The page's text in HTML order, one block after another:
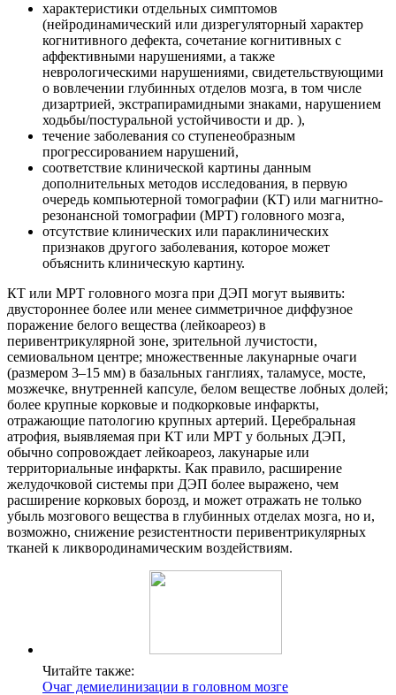
характеристики отдельных симптомов
(нейродинамический или дизрегуляторный характер
когнитивного дефекта, сочетание когнитивных с
аффективными нарушениями, а также
неврологическими нарушениями, свидетельствующими
о вовлечении глубинных отделов мозга, в том числе
дизартрией, экстрапирамидными знаками, нарушением
ходьбы/постуральной устойчивости и др. ),
течение заболевания со ступенеобразным
прогрессированием нарушений,
соответствие клинической картины данным
дополнительных методов исследования, в первую
очередь компьютерной томографии (КТ) или магнитно-
резонансной томографии (МРТ) головного мозга,
отсутствие клинических или параклинических
признаков другого заболевания, которое может
объяснить клиническую картину.
КТ или МРТ головного мозга при ДЭП могут выявить:
двустороннее более или менее симметричное диффузное
поражение белого вещества (лейкоареоз) в
перивентрикулярной зоне, зрительной лучистости,
семиовальном центре; множественные лакунарные очаги
(размером 3–15 мм) в базальных ганглиях, таламусе, мосте,
мозжечке, внутренней капсуле, белом веществе лобных долей;
более крупные корковые и подкорковые инфаркты,
отражающие патологию крупных артерий. Церебральная
атрофия, выявляемая при КТ или МРТ у больных ДЭП,
обычно сопровождает лейкоареоз, лакунарые или
территориальные инфаркты. Как правило, расширение
желудочковой системы при ДЭП более выражено, чем
расширение корковых борозд, и может отражать не только
убыль мозгового вещества в глубинных отделах мозга, но и,
возможно, снижение резистентности перивентрикулярных
тканей к ликвородинамическим воздействиям.
Читайте также:
Очаг демиелинизации в головном мозге